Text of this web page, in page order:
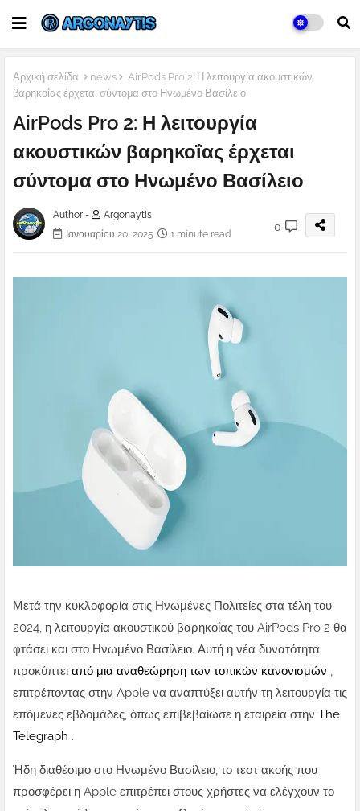
Αρχική σελίδα news
AirPods Pro 2: Η λειτουργία ακουστικών
βαρηκοΐας έρχεται σύντομα στο Ηνωμένο Βασίλειο
AirPods Pro 2: Η λειτουργία
ακουστικών βαρηκοΐας έρχεται
σύντομα στο Ηνωμένο Βασίλειο
Author -
Argonaytis
Ιανουαρίου 20, 2025
1 minute read
0
Μετά την κυκλοφορία στις Ηνωμένες Πολιτείες στα τέλη του
2024, η λειτουργία ακουστικού βαρηκοΐας του AirPods Pro 2 θα
φτάσει και στο Ηνωμένο Βασίλειο. Αυτή η νέα δυνατότητα
προκύπτει από μια αναθεώρηση των τοπικών κανονισμών ,
επιτρέποντας στην Apple να αναπτύξει αυτήν τη λειτουργία τις
επόμενες εβδομάδες, όπως επιβεβαίωσε η εταιρεία στην The
Telegraph .
Ήδη διαθέσιμο στο Ηνωμένο Βασίλειο, το τεστ ακοής που
προσφέρει η Apple επιτρέπει στους χρήστες να ελέγχουν το